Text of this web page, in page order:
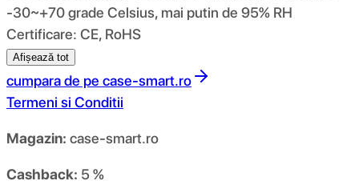
-30~+70 grade Celsius, mai putin de 95% RH
Certificare: CE, RoHS
Afișează tot
cumpara de pe case-smart.ro
Termeni si Conditii
Magazin: case-smart.ro
Cashback: 5 %